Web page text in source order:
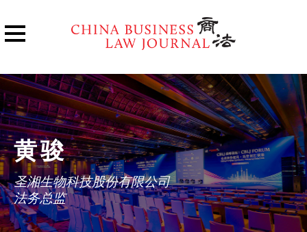
黄骏
圣湘生物科技股份有限公司
法务总监